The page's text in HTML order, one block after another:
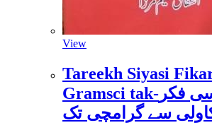
View
Tareekh Siyasi
Gramsci tak-تاریخ سیاسی فکر
سے گرامچی تک